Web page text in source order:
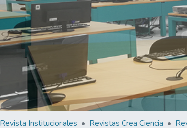
Revista Institucionales Revistas Crea Ciencia